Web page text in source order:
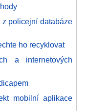
z policejní databáze
ho recyklovat
a internetových
mobilní aplikace